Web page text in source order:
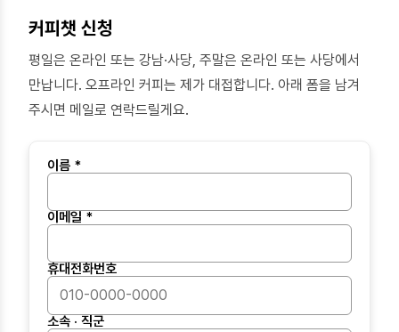
커피챗 신청
평일은 온라인 또는 강남·사당, 주말은 온라인 또는 사당에서
만납니다. 오프라인 커피는 제가 대접합니다. 아래 폼을 남겨
주시면 메일로 연락드릴게요.
이름 *
이메일 *
휴대전화번호
소속 · 직군